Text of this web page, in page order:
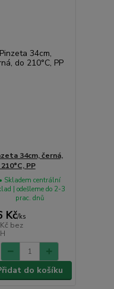
34cm, černá,
PP
Kč/ks
bez
• Skladem centrální
| odešleme do 2-3
prac. dnů
do košíku